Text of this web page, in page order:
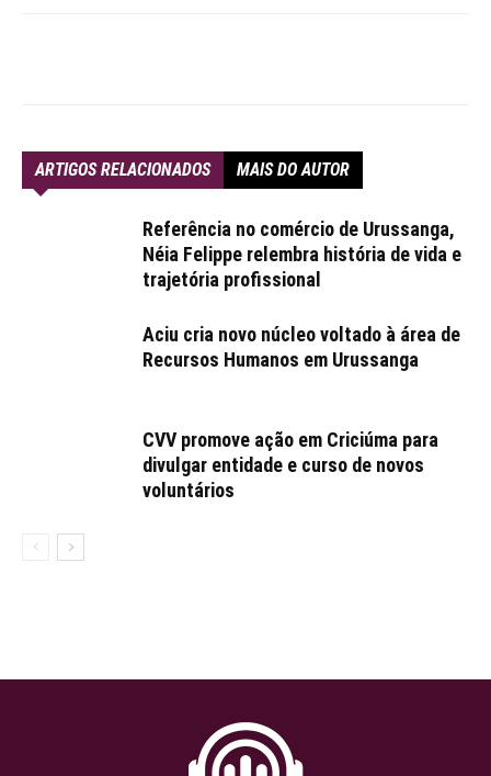
ARTIGOS RELACIONADOS MAIS DO AUTOR
Referência no comércio de Urussanga,
Néia Felippe relembra história de vida e
trajetória profissional
Aciu cria novo núcleo voltado à área de
Recursos Humanos em Urussanga
CVV promove ação em Criciúma para
divulgar entidade e curso de novos
voluntários